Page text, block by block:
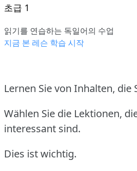
초급 1
읽기를 연습하는 독일어의 수업
지금 본 레슨 학습 시작
Lernen Sie von Inhalten, die
Wählen Sie die Lektionen,
interessant sind.
Dies ist wichtig.